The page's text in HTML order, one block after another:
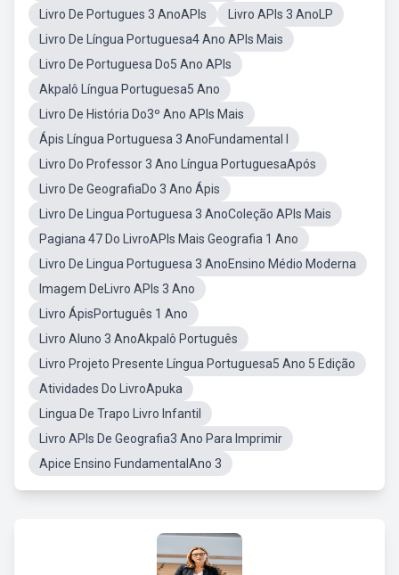
Livro De Portugues 3 AnoAPIs
Livro APIs 3 AnoLP
Livro De Língua Portuguesa4 Ano APIs Mais
Livro De Portuguesa Do5 Ano APIs
Akpalô Língua Portuguesa5 Ano
Livro De História Do3º Ano APIs Mais
Ápis Língua Portuguesa 3 AnoFundamental I
Livro Do Professor 3 Ano Língua PortuguesaApós
Livro De GeografiaDo 3 Ano Ápis
Livro De Lingua Portuguesa 3 AnoColeção APIs Mais
Pagiana 47 Do LivroAPIs Mais Geografia 1 Ano
Livro De Lingua Portuguesa 3 AnoEnsino Médio Moderna
Imagem DeLivro APIs 3 Ano
Livro ÁpisPortuguês 1 Ano
Livro Aluno 3 AnoAkpalô Português
Livro Projeto Presente Língua Portuguesa5 Ano 5 Edição
Atividades Do LivroApuka
Lingua De Trapo Livro Infantil
Livro APIs De Geografia3 Ano Para Imprimir
Apice Ensino FundamentalAno 3